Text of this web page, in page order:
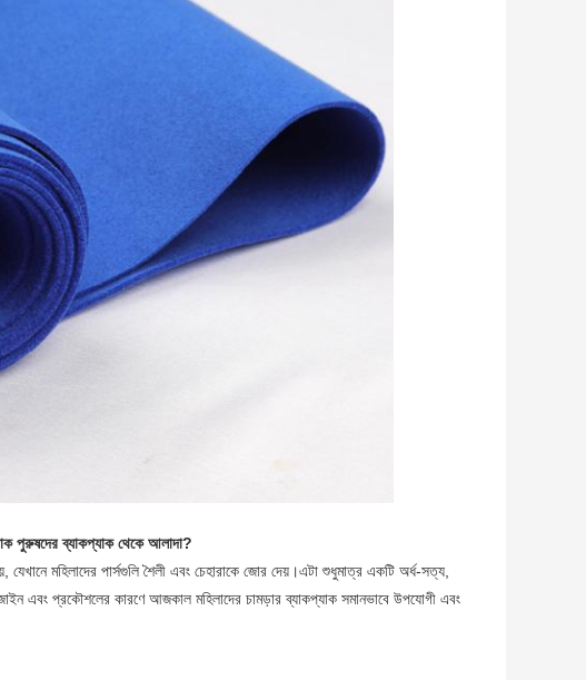
পুরুষদের ব্যাকপ্যাক থেকে আলাদা?
মহিলাদের পার্সগুলি শৈলী এবং চেহারাকে জোর দেয়।এটা শুধুমাত্র একটি অর্ধ-সত্য,
এবং প্রকৌশলের কারণে আজকাল মহিলাদের চামড়ার ব্যাকপ্যাক সমানভাবে উপযোগী এবং